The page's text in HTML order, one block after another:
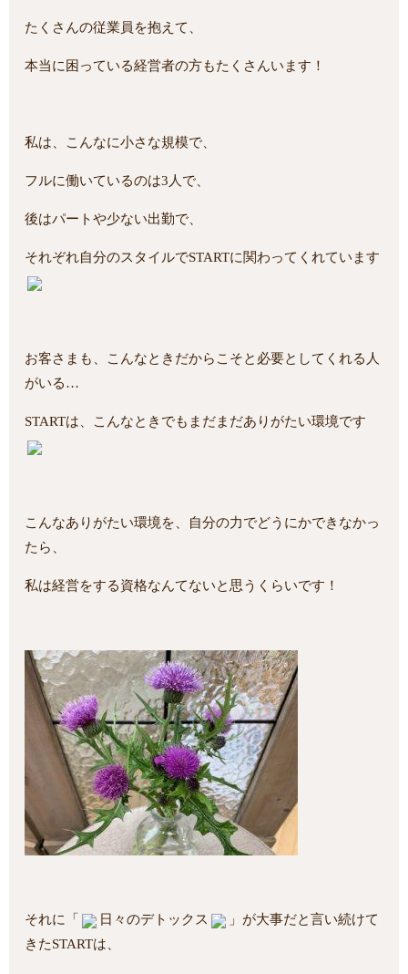
たくさんの従業員を抱えて、
本当に困っている経営者の方もたくさんいます！
私は、こんなに小さな規模で、
フルに働いているのは3人で、
後はパートや少ない出勤で、
それぞれ自分のスタイルでSTARTに関わってくれています
お客さまも、こんなときだからこそと必要としてくれる人
がいる…
STARTは、こんなときでもまだまだありがたい環境です
こんなありがたい環境を、自分の力でどうにかできなかっ
たら、
私は経営をする資格なんてないと思うくらいです！
それに「 日々のデトックス
」が大事だと言い続けて
きたSTARTは、